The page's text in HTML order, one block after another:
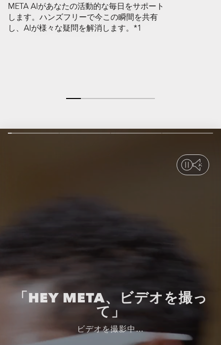
META AIがあなたの活動的な毎日をサポート
します。ハンズフリーで今この瞬間を共有
し、AIが様々な疑問を解消します。*1
「HEY META、ビデオを撮っ
て」
ビデオを撮影中…